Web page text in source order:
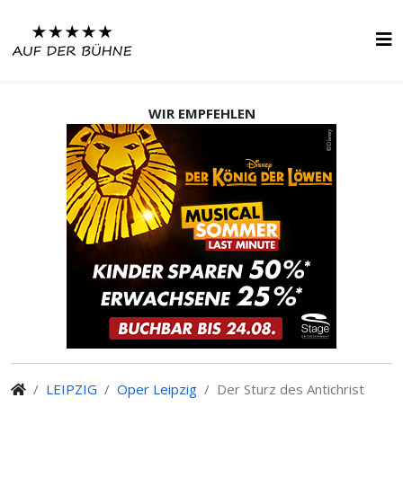
WIR EMPFEHLEN
LEIPZIG Oper Leipzig Der Sturz des Antichrist